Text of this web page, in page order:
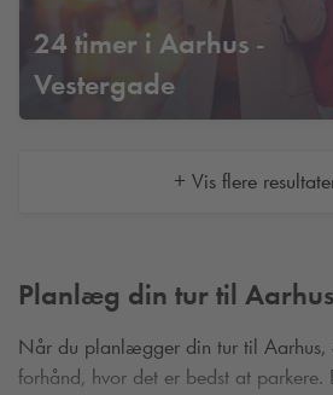
24 timer i Aarhus -
Vestergade
+ Vis flere
Planlæg din tur til Aarhus
Når du planlægger din tur til Aarhus,
forhånd, hvor det er bedst at parkere.